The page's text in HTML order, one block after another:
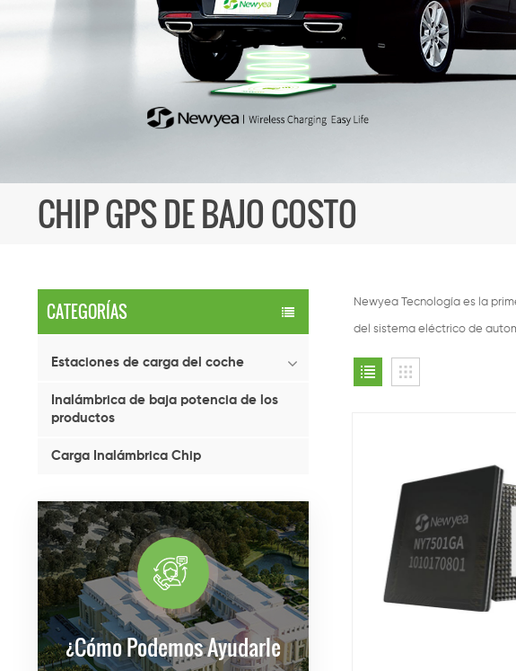
CHIP GPS DE BAJO COSTO
CATEGORÍAS
Estaciones de carga del coche
Inalámbrica de baja potencia de los
productos
Carga Inalámbrica Chip
¿cómo Podemos Ayudarle
Newyea Tecnología es la
del sistema eléctrico de